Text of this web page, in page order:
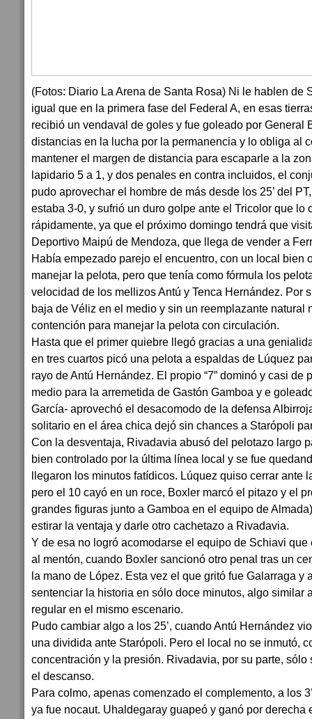
(Fotos: Diario La Arena de Santa Rosa) Ni le hablen de
igual que en la primera fase del Federal A, en esas
recibió un vendaval de goles y fue goleado por General
distancias en la lucha por la permanencia y lo obliga al
mantener el margen de distancia para escaparle a la
lapidario 5 a 1, y dos penales en contra incluidos, el
pudo aprovechar el hombre de más desde los 25’ del
estaba 3-0, y sufrió un duro golpe ante el Tricolor que lo
rápidamente, ya que el próximo domingo tendrá que
Deportivo Maipú de Mendoza, que llega de vender a
Había empezado parejo el encuentro, con un local bien
manejar la pelota, pero que tenía como fórmula los
velocidad de los mellizos Antú y Tenca Hernández. Por
baja de Véliz en el medio y sin un reemplazante natural
contención para manejar la pelota con circulación.
Hasta que el primer quiebre llegó gracias a una
en tres cuartos picó una pelota a espaldas de Lúquez
rayo de Antú Hernández. El propio “7” dominó y casi de
medio para la arremetida de Gastón Gamboa y e
García- aprovechó el desacomodo de la defensa
solitario en el área chica dejó sin chances a Starópoli
Con la desventaja, Rivadavia abusó del pelotazo largo
bien controlado por la última línea local y se fue
llegaron los minutos fatídicos. Lúquez quiso cerrar ante
pero el 10 cayó en un roce, Boxler marcó el pitazo y el
grandes figuras junto a Gamboa en el equipo de
estirar la ventaja y darle otro cachetazo a Rivadavia.
Y de esa no logró acomodarse el equipo de Schiavi
al mentón, cuando Boxler sancionó otro penal tras un
la mano de López. Esta vez el que gritó fue Galarraga y
sentenciar la historia en sólo doce minutos, algo similar
regular en el mismo escenario.
Pudo cambiar algo a los 25’, cuando Antú Hernández
una dividida ante Starópoli. Pero el local no se inmutó,
concentración y la presión. Rivadavia, por su parte, sólo
el descanso.
Para colmo, apenas comenzado el complemento, a los
ya fue nocaut. Uhaldegaray guapeó y ganó por derecha